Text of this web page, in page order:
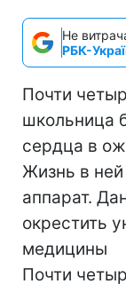
Не
РБК-
Почти
школьница
сердца в
Жизнь в
аппарат.
окрестить
медицины
Почти